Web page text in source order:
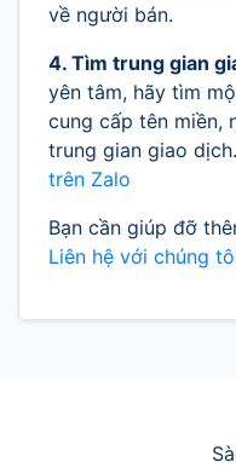
về người bán.
4. Tìm trung gian
yên tâm, hãy tìm
cung cấp tên miền,
trung gian giao
trên Zalo
Bạn cần giúp đỡ
Liên hệ với chúng